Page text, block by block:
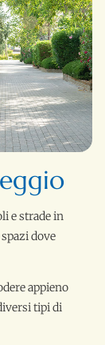
e strade in
dove
appieno
tipi di